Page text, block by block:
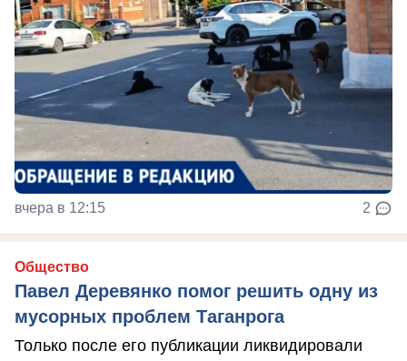
вчера в 12:15 2
Общество
Павел Деревянко помог решить одну из
мусорных проблем Таганрога
Только после его публикации ликвидировали